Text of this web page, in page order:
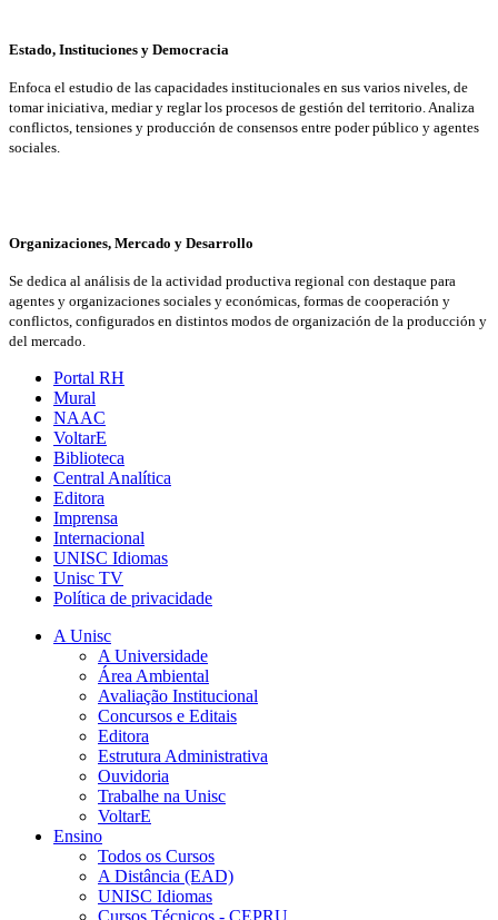
Estado, Instituciones y Democracia
Enfoca el estudio de las capacidades institucionales en sus varios niveles, de
tomar iniciativa, mediar y reglar los procesos de gestión del territorio. Analiza
conflictos, tensiones y producción de consensos entre poder público y agentes
sociales.
Organizaciones, Mercado y Desarrollo
Se dedica al análisis de la actividad productiva regional con destaque para
agentes y organizaciones sociales y económicas, formas de cooperación y
conflictos, configurados en distintos modos de organización de la producción y
del mercado.
Portal RH
Mural
NAAC
VoltarE
Biblioteca
Central Analítica
Editora
Imprensa
Internacional
UNISC Idiomas
Unisc TV
Política de privacidade
A Unisc
A Universidade
Área Ambiental
Avaliação Institucional
Concursos e Editais
Editora
Estrutura Administrativa
Ouvidoria
Trabalhe na Unisc
VoltarE
Ensino
Todos os Cursos
A Distância (EAD)
UNISC Idiomas
Cursos Técnicos - CEPRU